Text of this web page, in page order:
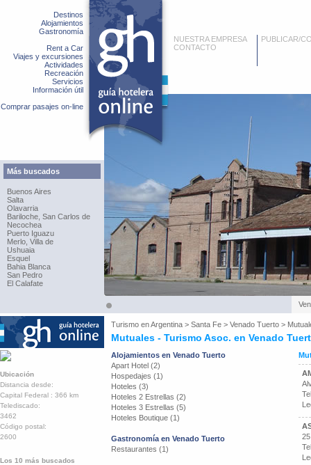
Destinos
Alojamientos
Gastronomía
Rent a Car
Viajes y excursiones
Actividades
Recreación
Servicios
Información útil
Comprar pasajes on-line
Más buscados
Buenos Aires
Salta
Olavarria
Bariloche, San Carlos de
Necochea
Puerto Iguazu
Merlo, Villa de
Ushuaia
Esquel
Bahia Blanca
San Pedro
El Calafate
NUESTRA EMPRESA
CONTACTO
PUBLICAR/
Turismo enArgentina > Santa Fe > Venado Tuerto >
Mutuales - Turismo Asoc. en Venado
Ubicación
Distancia desde:
Capital Federal : 366 km
Telediscado:
3462
Código postal:
2600
Los 10 más buscados
Alojamientos en Venado Tuerto
Apart Hotel (2)
Hospedajes (1)
Hoteles (3)
Hoteles 2 Estrellas (2)
Hoteles 3 Estrellas (5)
Hoteles Boutique (1)
Gastronomía en Venado Tuerto
Restaurantes (1)